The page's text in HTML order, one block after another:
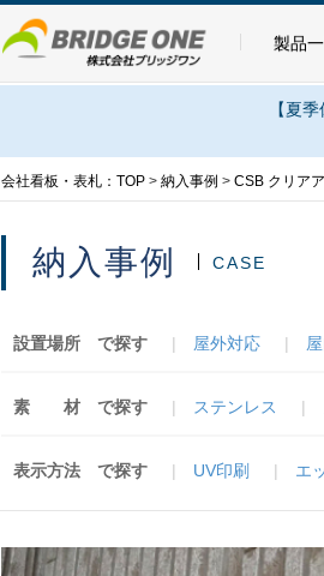
製品
【夏
会社看板・表札：TOP> 納入事例 > CSB クリア
納入事例 CASE
設置場所で探す 屋外対応
素 材で探す ステンレス
表示方法で探す UV印刷 エ